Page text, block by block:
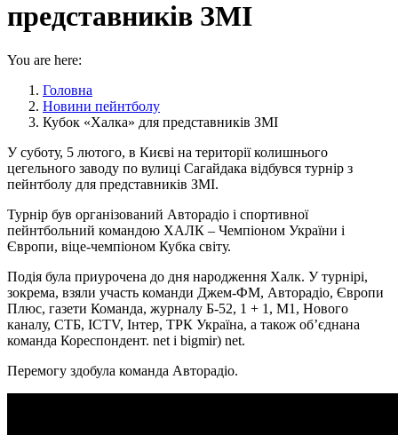
представників ЗМІ
You are here:
Головна
Новини пейнтболу
Кубок «Халка» для представників ЗМІ
У суботу, 5 лютого, в Києві на території колишнього
цегельного заводу по вулиці Сагайдака відбувся турнір з
пейнтболу для представників ЗМІ.
Турнір був організований Авторадіо і спортивної
пейнтбольний командою ХАЛК – Чемпіоном України і
Європи, віце-чемпіоном Кубка світу.
Подія була приурочена до дня народження Халк. У турнірі,
зокрема, взяли участь команди Джем-ФМ, Авторадіо, Європи
Плюс, газети Команда, журналу Б-52, 1 + 1, М1, Нового
каналу, СТБ, ICTV, Інтер, ТРК Україна, а також об’єднана
команда Кореспондент. net і bigmir) net.
Перемогу здобула команда Авторадіо.